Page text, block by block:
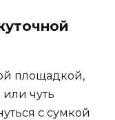
площадкой,
чуть
с сумкой